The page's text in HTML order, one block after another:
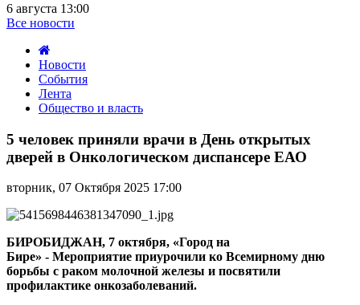
6 августа 13:00
Все новости
Новости
События
Лента
Общество и власть
человек
приняли
врачи
День
открытых
дверей
в
Онкологическом
диспансере
ЕАО
5 человек приняли врачи в День открытых
дверей в Онкологическом диспансере ЕАО
вторник, 07 Октября 2025 17:00
БИРОБИДЖАН, 7 октября, «Город на
Бире» - Мероприятие приурочили ко Всемирному дню
борьбы с раком молочной железы и посвятили
профилактике онкозаболеваний.